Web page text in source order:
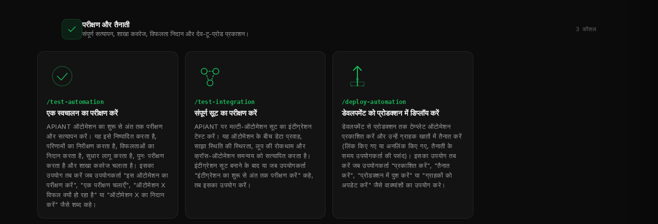
परीक्षण और तैनाती
संपूर्ण सत्यापन, शाखा कवरेज, विफलता निदान और देव-टू-प्रोड प्रकाशन।
3 कौशल
/test-automation
एक स्वचालन का परीक्षण करें
APIANT ऑटोमेशन का शुरू से अंत तक परीक्षण
और सत्यापन करें। यह इसे निष्पादित करता है,
परिणामों का निरीक्षण करता है, विफलताओं का
निदान करता है, सुधार लागू करता है, पुनः परीक्षण
करता है और शाखा कवरेज चलाता है। इसका
उपयोग तब करें जब उपयोगकर्ता "इस ऑटोमेशन का
परीक्षण करें", "एक परीक्षण चलाएँ", "ऑटोमेशन X
विफल क्यों हो रहा है" या "ऑटोमेशन X का निदान
करें" जैसे शब्द कहे।
/test-integration
संपूर्ण सूट का परीक्षण करें
APIANT पर मल्टी-ऑटोमेशन सूट का इंटीग्रेशन
टेस्ट करें। यह ऑटोमेशन के बीच डेटा प्रवाह,
साझा स्थिति की स्थिरता, लूप की रोकथाम और
क्रॉस-ऑटोमेशन समन्वय को सत्यापित करता है।
इंटीग्रेशन सूट बनाने के बाद या जब उपयोगकर्ता
"इंटीग्रेशन का शुरू से अंत तक परीक्षण करें" कहे,
तब इसका उपयोग करें।
/deploy-automation
डेवलपमेंट को प्रोडक्शन में डिप्लॉय करें
डेवलपमेंट से प्रोडक्शन तक टेम्प्लेट ऑटोमेशन
प्रकाशित करें और उन्हें ग्राहक खातों में तैनात करें
(लिंक किए गए या अनलिंक किए गए, तैनाती के
समय उपयोगकर्ता की पसंद)। इसका उपयोग तब
करें जब उपयोगकर्ता "प्रकाशित करें", "तैनात
करें", "प्रोडक्शन में पुश करें" या "ग्राहकों को
अपडेट करें" जैसे वाक्यांशों का उपयोग करे।